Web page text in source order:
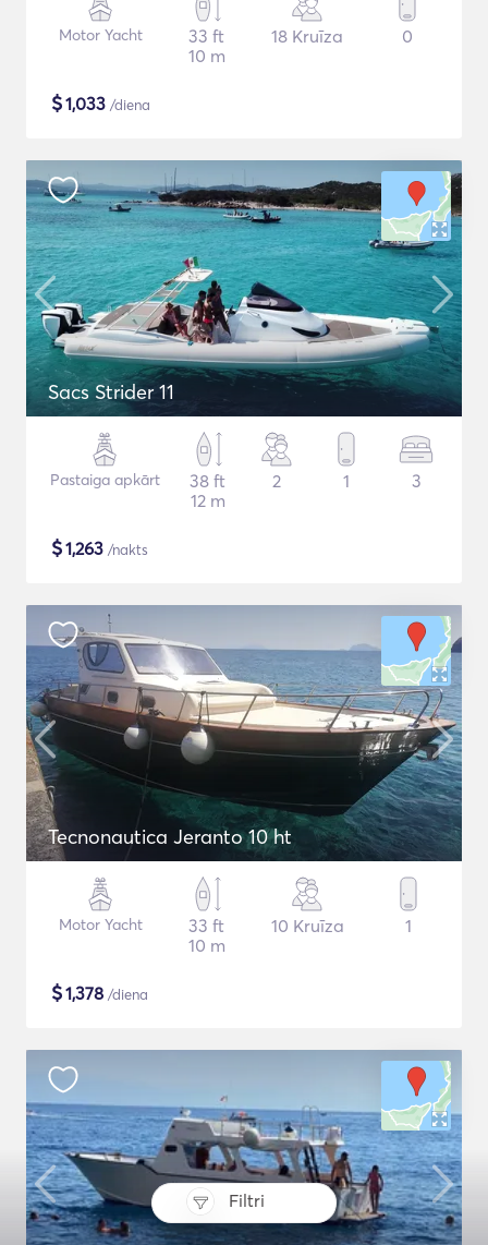
Filtri
Motor Yacht
33 ft
10 m
18 Kruīza 0
$1,033 /diena
Sacs Strider 11
Pastaiga apkārt
38 ft
12 m
2 1 3
$1,263 /nakts
Tecnonautica Jeranto 10 ht
Motor Yacht
33 ft
10 m
10 Kruīza 1
$1,378 /diena